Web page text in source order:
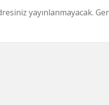
yayınlanmayacak.